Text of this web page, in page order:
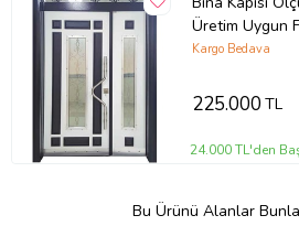
Üretim Uygun
Kargo Bedava
225.000TL
24.000 TL'den
Bu Ürünü Alanlar